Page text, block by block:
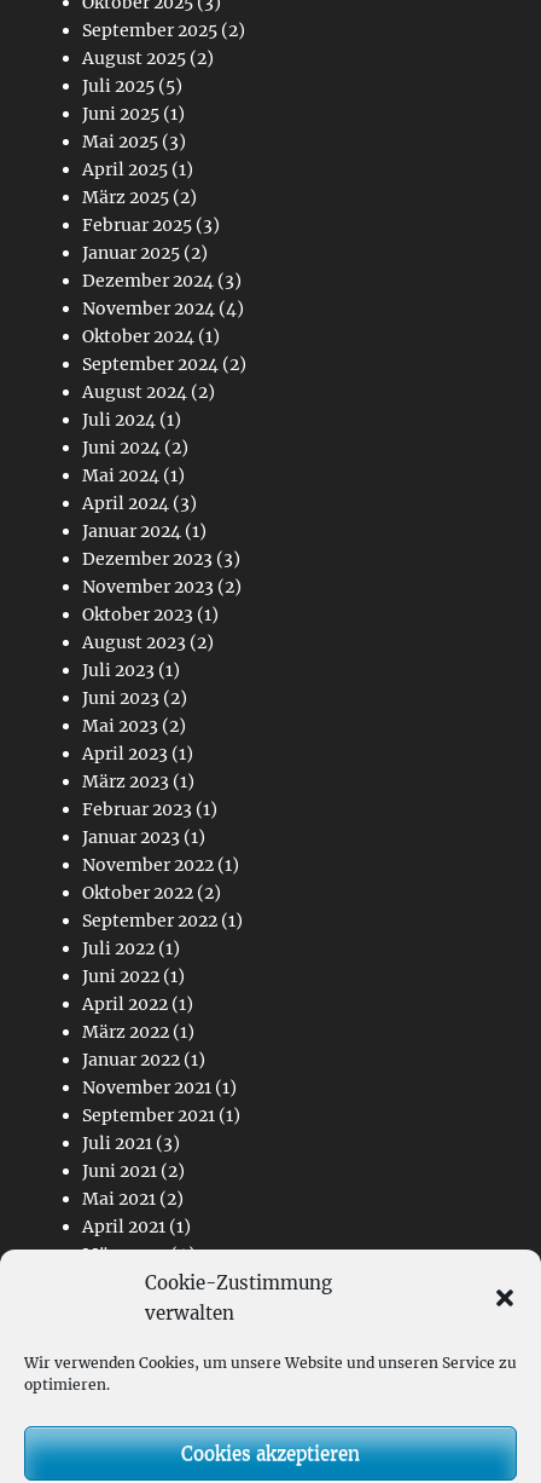
Cookie-Zustimmung
verwalten
Wir verwenden Cookies, um unsere Website und unseren Service zu
optimieren.
Cookies akzeptieren
September 2025 (2)
August 2025 (2)
Juli 2025 (5)
Juni 2025 (1)
Mai 2025 (3)
April 2025 (1)
März 2025 (2)
Februar 2025 (3)
Januar 2025 (2)
Dezember 2024 (3)
November 2024 (4)
Oktober 2024 (1)
September 2024 (2)
August 2024 (2)
Juli 2024 (1)
Juni 2024 (2)
Mai 2024 (1)
April 2024 (3)
Januar 2024 (1)
Dezember 2023 (3)
November 2023 (2)
Oktober 2023 (1)
August 2023 (2)
Juli 2023 (1)
Juni 2023 (2)
Mai 2023 (2)
April 2023 (1)
März 2023 (1)
Februar 2023 (1)
Januar 2023 (1)
November 2022 (1)
Oktober 2022 (2)
September 2022 (1)
Juli 2022 (1)
Juni 2022 (1)
April 2022 (1)
März 2022 (1)
Januar 2022 (1)
November 2021 (1)
September 2021 (1)
Juli 2021 (3)
Juni 2021 (2)
Mai 2021 (2)
April 2021 (1)
März 2021(4)
Februar 2021(2)
November 2020(1)
Links
Kontakt
Impressum